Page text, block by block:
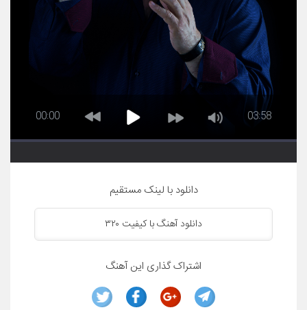
03:58
00:00
دانلود با لینک مستقیم
دانلود آهنگ با کیفیت ۳۲۰
اشتراک گذاری این آهنگ